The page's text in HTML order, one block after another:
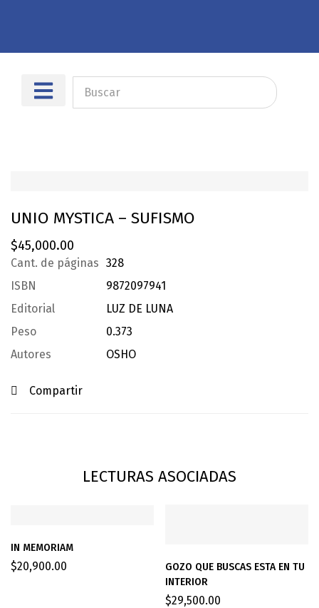
UNIO MYSTICA – SUFISMO
$45,000.00
Cant. de páginas 328
ISBN
9872097941
Editorial
LUZ DE LUNA
Peso
0.373
Autores
OSHO
Compartir
LECTURAS ASOCIADAS
IN MEMORIAM
$20,900.00
GOZO QUE BUSCAS ESTA EN TU
INTERIOR
$29,500.00